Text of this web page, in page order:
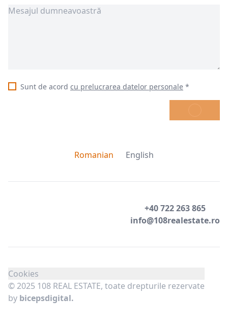
Sunt de acord cu prelucrarea datelor personale *
Romanian English
+40 722 263 865
info@108realestate.ro
Cookies
© 2025 108 REAL ESTATE, toate drepturile rezervate
by bicepsdigital.